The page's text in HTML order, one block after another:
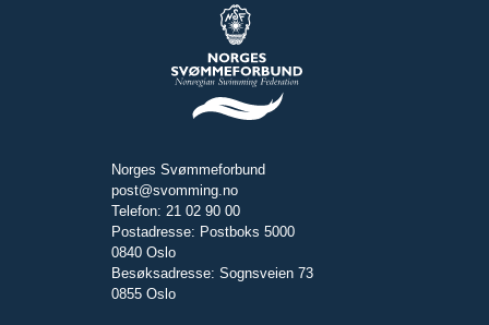
Norges Svømmeforbund
post@svomming.no
Telefon: 21 02 90 00
Postadresse: Postboks 5000
0840 Oslo
Besøksadresse: Sognsveien 73
0855 Oslo